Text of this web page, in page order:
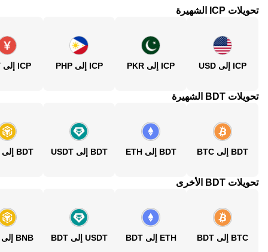
تحويلات ICP الشهيرة
ICP إلى USD ICP إلى PKR ICP إلى PHP ICP إلى CNY
تحويلات BDT الشهيرة
BDT إلى BTC BDT إلى ETH BDT إلى USDT BDT إلى BNB
تحويلات BDT الأخرى
BTC إلى BDT ETH إلى BDT USDT إلى BDT BNB إلى BDT